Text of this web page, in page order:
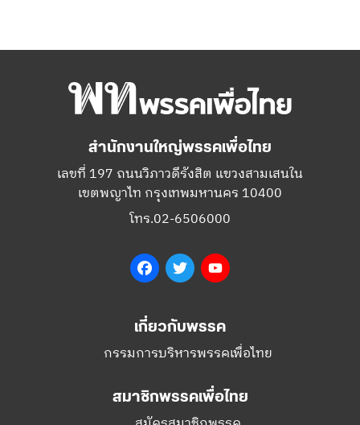
สำนักงานใหญ่พรรคเพื่อไทย
เลขที่ 197 ถนนวิภาวดีรังสิต แขวงสามเสนใน
เขตพญาไท กรุงเทพมหานคร 10400
โทร.02-6506000
FacebookTwitter
เกี่ยวกับพรรค
กรรมการบริหารพรรคเพื่อไทย
สมาชิกพรรคเพื่อไทย